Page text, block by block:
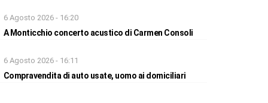
6 Agosto 2026 - 16:20
A Monticchio concerto acustico di Carmen Consoli
6 Agosto 2026 - 16:11
Compravendita di auto usate, uomo ai domiciliari